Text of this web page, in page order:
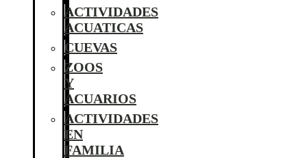
ACTIVIDADES
ACUATICAS
CUEVAS
ZOOS
Y
ACUARIOS
ACTIVIDADES
EN
FAMILIA